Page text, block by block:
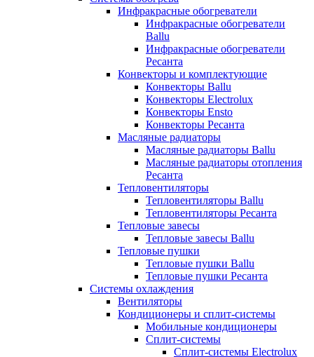
Инфракрасные обогреватели
Инфракрасные обогреватели
Ballu
Инфракрасные обогреватели
Ресанта
Конвекторы и комплектующие
Конвекторы Ballu
Конвекторы Electrolux
Конвекторы Ensto
Конвекторы Ресанта
Масляные радиаторы
Масляные радиаторы Ballu
Масляные радиаторы отопления
Ресанта
Тепловентиляторы
Тепловентиляторы Ballu
Тепловентиляторы Ресанта
Тепловые завесы
Тепловые завесы Ballu
Тепловые пушки
Тепловые пушки Ballu
Тепловые пушки Ресанта
Системы охлаждения
Вентиляторы
Кондиционеры и сплит-системы
Мобильные кондиционеры
Сплит-системы
Сплит-системы Electrolux